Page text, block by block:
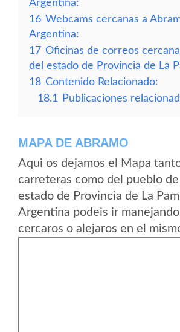
Argentina:
16 Webcams cercanas a
Argentina:
17 Oficinas de correos
del estado de Provincia de La
18 Contenido Relacionado:
18.1
Publicaciones
MAPA DE ABRAMO
Aqui os dejamos el Mapa
carreteras como del pueblo de
estado de Provincia de La
Argentina podeis ir
cercaros o alejaros en el